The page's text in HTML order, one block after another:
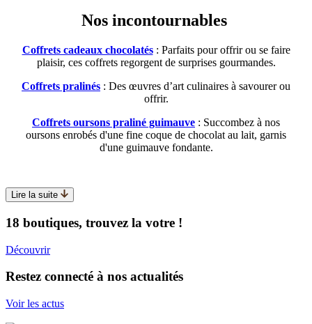
Nos incontournables
Coffrets cadeaux chocolatés: Parfaits pour offrir ou se faire
plaisir, ces coffrets regorgent de surprises gourmandes.
Coffrets pralinés : Des œuvres d’art culinaires à savourer ou
offrir.
Coffrets oursons praliné guimauve : Succombez à nos
oursons enrobés d'une fine coque de chocolat au lait, garnis
d'une guimauve fondante.
Lire la suite
18 boutiques, trouvez la votre !
Découvrir
Restez connecté à nos actualités
Voir les actus